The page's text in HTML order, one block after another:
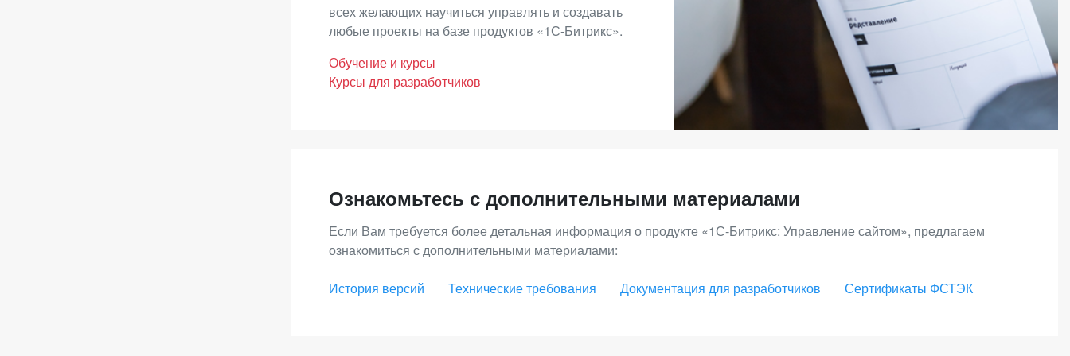
всех желающих научиться управлять и создавать
любые проекты на базе продуктов «1С-Битрикс».
Обучение и курсы
Курсы для разработчиков
Ознакомьтесь с дополнительными материалами
Если Вам требуется более детальная информация о продукте «1С-Битрикс: Управление сайтом», предлагаем
ознакомиться с дополнительными материалами:
История версий Технические требования Документация для разработчиков Сертификаты ФСТЭК